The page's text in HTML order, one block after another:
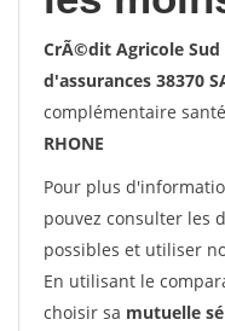
CrÃ©dit Agricole
d'assurances 38370
complémentaire
RHONE
Pour plus
pouvez consulter les
possibles et utiliser
En utilisant le
choisir sa mutuelle